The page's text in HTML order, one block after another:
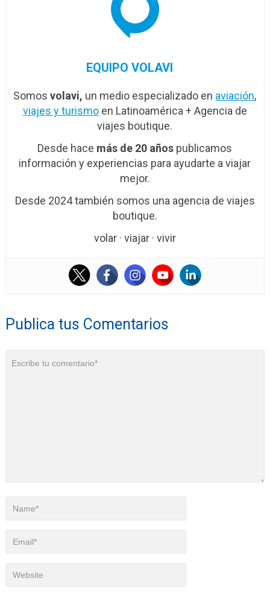
EQUIPO VOLAVI
Somosvolavi, un medio especializado en aviación,
viajes y turismoen Latinoamérica + Agencia de
viajes boutique.
Desde hace más de 20 años publicamos
información y experiencias para ayudarte a viajar
mejor.
Desde 2024 también somos una agencia de viajes
boutique.
volar · viajar · vivir
Publica tus Comentarios